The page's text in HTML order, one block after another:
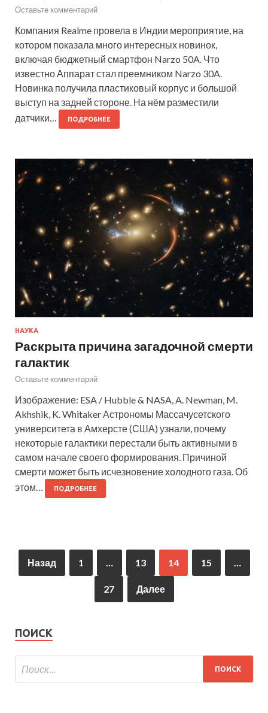
Оставьте комментарий
Компания Realme провела в Индии мероприятие, на
котором показала много интересных новинок,
включая бюджетный смартфон Narzo 50A. Что
известно Аппарат стал преемником Narzo 30A.
Новинка получила пластиковый корпус и большой
выступ на задней стороне. На нём разместили
датчики…
ПОДРОБНЕЕ
НАУКА
Раскрыта причина загадочной смерти
галактик
Оставьте комментарий
Изображение: ESA / Hubble & NASA, A. Newman, M.
Akhshik, K. Whitaker Астрономы Массачусетского
университета в Амхерсте (США) узнали, почему
некоторые галактики перестали быть активными в
самом начале своего формирования. Причиной
смерти может быть исчезновение холодного газа. Об
этом…
ПОДРОБНЕЕ
Назад 1 … 13 14 15 …
27 Далее
ПОИСК